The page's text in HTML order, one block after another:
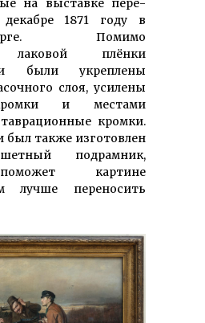
на выставке пере­
1871 году в
Помимо
лаковой плёнки
были укреплены
слоя, усилены
и местами
кромки.
был также изготовлен
подрамник,
картине
лучше переносить